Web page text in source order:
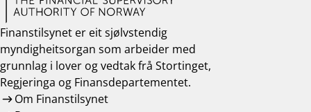
Finanstilsynet er eit sjølvstendig
myndigheitsorgan som arbeider med
grunnlag i lover og vedtak frå Stortinget,
Regjeringa og Finansdepartementet.
Om Finanstilsynet